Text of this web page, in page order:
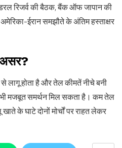
रिजर्व की बैठक, बैंक ऑफ जापान की
ईरान समझौते के अंतिम हस्ताक्षर
असर?
लागू होता है और तेल कीमतें नीचे बनी
भी मजबूत समर्थन मिल सकता है। कम तेल
के घाटे दोनों मोर्चों पर राहत लेकर